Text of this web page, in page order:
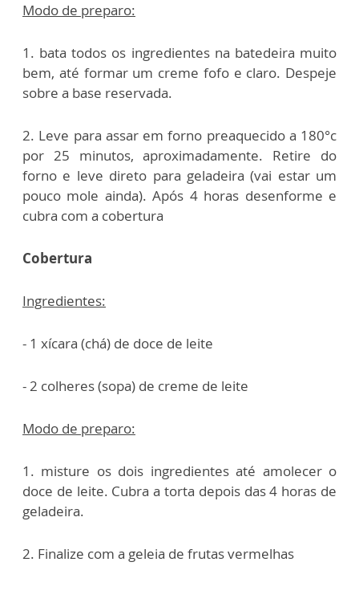
Modo de preparo:
1. bata todos os ingredientes na batedeira muito
bem, até formar um creme fofo e claro. Despeje
sobre a base reservada.
2. Leve para assar em forno preaquecido a 180°c
por 25 minutos, aproximadamente. Retire do
forno e leve direto para geladeira (vai estar um
pouco mole ainda). Após 4 horas desenforme e
cubra com a cobertura
Cobertura
Ingredientes:
- 1 xícara (chá) de doce de leite
- 2 colheres (sopa) de creme de leite
Modo de preparo:
1. misture os dois ingredientes até amolecer o
doce de leite. Cubra a torta depois das 4 horas de
geladeira.
2. Finalize com a geleia de frutas vermelhas